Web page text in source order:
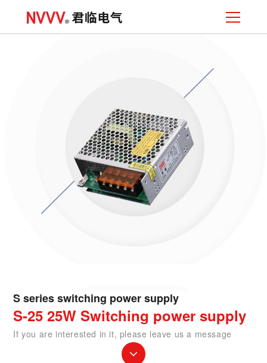
S series switching power supply
S-25 25W Switching power supply
If you are interested in it, please leave us a message